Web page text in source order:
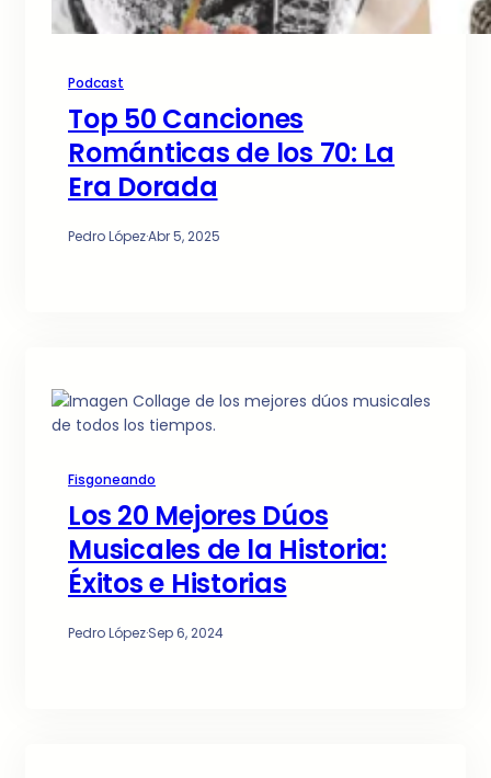
Podcast
Top 50 Canciones
Románticas de los 70: La
Era Dorada
Pedro López·Abr 5, 2025
Fisgoneando
Los 20 Mejores Dúos
Musicales de la Historia:
Éxitos e Historias
Pedro López·Sep 6, 2024